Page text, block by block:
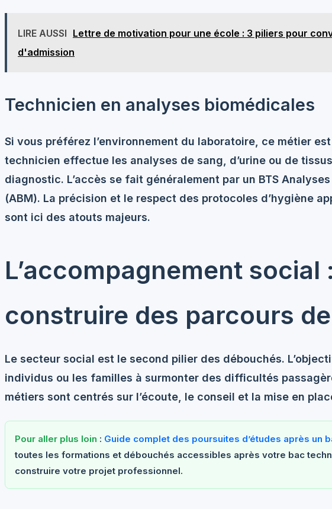
LIRE AUSSI Lettre de motivation pour une école : 3 piliers pour
d'admission
Technicien en analyses biomédicales
Si vous préférez l’environnement du laboratoire, ce métier
technicien effectue les analyses de sang, d’urine ou de
diagnostic. L’accès se fait généralement par un BTS
(ABM). La précision et le respect des protocoles d’hygiène
sont ici des atouts majeurs.
L’accompagnement social :
construire des parcours
Le secteur social est le second pilier des débouchés.
individus ou les familles à surmonter des difficultés
métiers sont centrés sur l’écoute, le conseil et la mise en
Pour aller plus loin : Guide complet des poursuites d’études après un
toutes les formations et débouchés accessibles après votre bac
construire votre projet professionnel.